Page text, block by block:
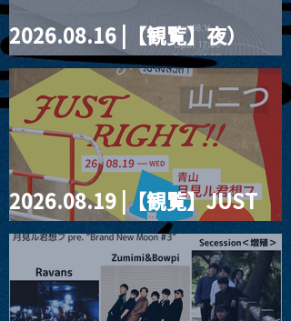
2026.08.16 |【観覧】夜）
four dots vol.2
2026.08.19 |【観覧】JUST
RIGHT!! vol.27